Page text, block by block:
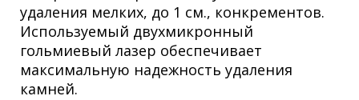
удаления мелких, до 1 см., конкрементов.
Используемый двухмикронный
гольмиевый лазер обеспечивает
максимальную надежность удаления
камней.